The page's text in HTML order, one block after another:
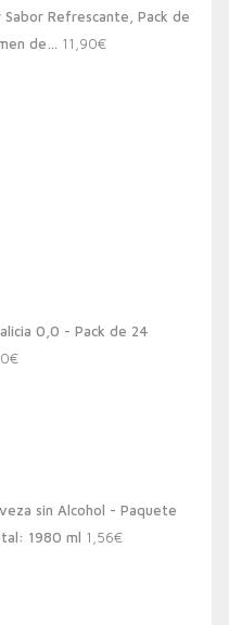
Sabor Refrescante, Pack de
de… 11,90€
0,0 - Pack de 24
€
sin Alcohol - Paquete
1980 ml 1,56€